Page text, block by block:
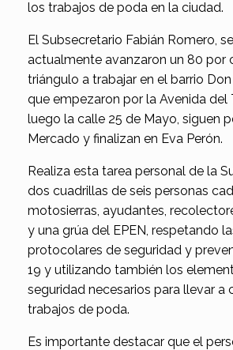
los trabajos de poda en la ciudad.
El Subsecretario Fabián Romero,
actualmente avanzaron un 80 por
triángulo a trabajar en el barrio
que empezaron por la Avenida del
luego la calle 25 de Mayo, siguen
Mercado y finalizan en Eva Perón.
Realiza esta tarea personal de la
dos cuadrillas de seis personas
motosierras, ayudantes,
y una grúa del EPEN, respetando
protocolares de seguridad y
19 y utilizando también los
seguridad necesarios para llevar a
trabajos de poda.
Es importante destacar que el